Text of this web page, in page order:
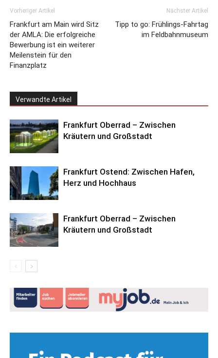
Vorheriger Artikel
Frankfurt am Main wird Sitz
der AMLA: Die erfolgreiche
Bewerbung ist ein weiterer
Meilenstein für den
Finanzplatz
Nächster Artikel
Tipp to go: Frühlings-Fahrtag
im Feldbahnmuseum
Verwandte Artikel
Frankfurt Oberrad – Zwischen
Kräutern und Großstadt
Frankfurt Ostend: Zwischen Hafen,
Herz und Hochhaus
Frankfurt Oberrad – Zwischen
Kräutern und Großstadt